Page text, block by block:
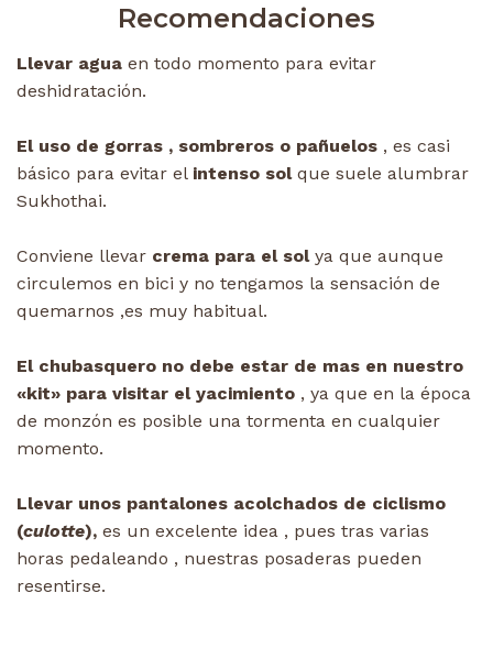
Recomendaciones
Llevar agua en todo momento para evitar
deshidratación.
El uso de gorras , sombreros o pañuelos , es casi
básico para evitar el intenso solque suele alumbrar
Sukhothai.
Conviene llevar crema para el solya que aunque
circulemos en bici y no tengamos la sensación de
quemarnos ,es muy habitual.
El chubasquero no debe estar de mas en nuestro
«kit» para visitar el yacimiento , ya que en la época
de monzón es posible una tormenta en cualquier
momento.
Llevar unos pantalones acolchados de ciclismo
(culotte), es un excelente idea , pues tras varias
horas pedaleando , nuestras posaderas pueden
resentirse.